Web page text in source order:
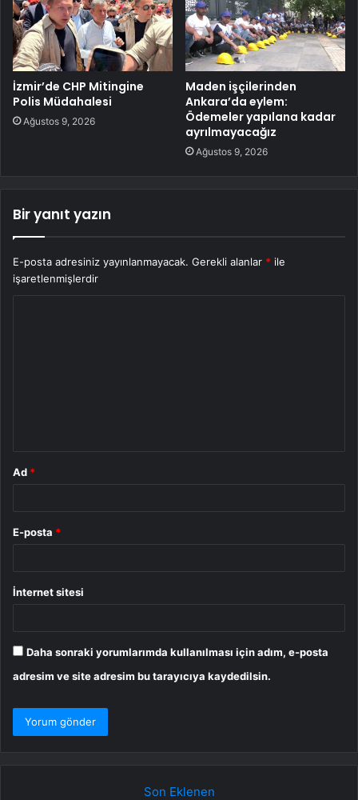
İzmir’de CHP Mitingine
Polis Müdahalesi
Ağustos 9, 2026
Maden işçilerinden
Ankara’da eylem:
Ödemeler yapılana kadar
ayrılmayacağız
Ağustos 9, 2026
Bir yanıt yazın
E-posta adresiniz yayınlanmayacak. Gerekli alanlar * ile
işaretlenmişlerdir
Ad *
E-posta *
İnternet sitesi
Daha sonraki yorumlarımda kullanılması için adım, e-posta
adresim ve site adresim bu tarayıcıya kaydedilsin.
Son Eklenen